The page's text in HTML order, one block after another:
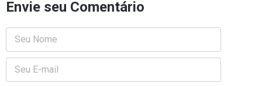
Envie seu Comentário